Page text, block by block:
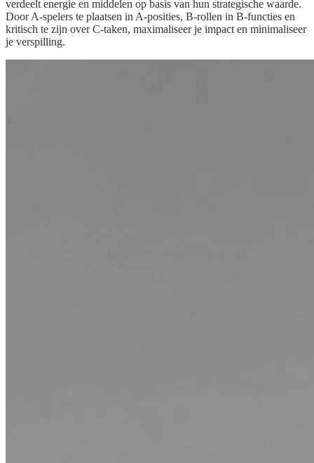
verdeelt energie en middelen op basis van hun strategische waarde.
Door A-spelers te plaatsen in A-posities, B-rollen in B-functies en
kritisch te zijn over C-taken, maximaliseer je impact en minimaliseer
je verspilling.